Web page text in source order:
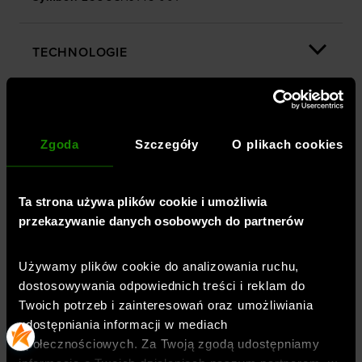
Zgoda Szczegóły O plikach cookies
Ta strona używa plików cookie i umożliwia
przekazywanie danych osobowych do partnerów
Używamy plików cookie do analizowania ruchu,
dostosowywania odpowiednich treści i reklam do
Twoich potrzeb i zainteresowań oraz umożliwiania
udostępniania informacji w mediach
społecznościowych. Za Twoją zgodą udostępniamy
TECHNOLOGIE
DOSTAWA
ZWROTY I REKLAMACJE
BEZPIECZEŃSTWO PRODUKTU